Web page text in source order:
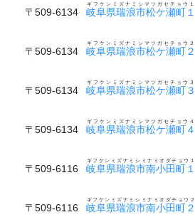
〒509-6134 岐阜県瑞浪市松ケ瀬町１
ギフケンミズナミシマツガセチョウ１
〒509-6134 岐阜県瑞浪市松ケ瀬町２
ギフケンミズナミシマツガセチョウ２
〒509-6134 岐阜県瑞浪市松ケ瀬町３
ギフケンミズナミシマツガセチョウ３
〒509-6134 岐阜県瑞浪市松ケ瀬町４
ギフケンミズナミシマツガセチョウ４
〒509-6116 岐阜県瑞浪市南小田町１
ギフケンミズナミシミナミオダチョウ１
〒509-6116 岐阜県瑞浪市南小田町２
ギフケンミズナミシミナミオダチョウ２